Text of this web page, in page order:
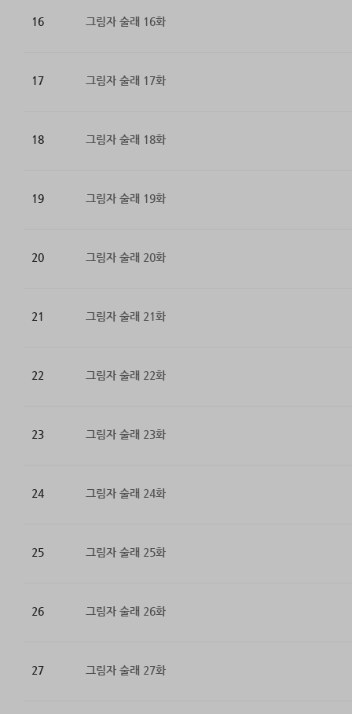
16 그림자 술래 16화
17 그림자 술래 17화
18 그림자 술래 18화
19 그림자 술래 19화
20 그림자 술래 20화
21 그림자 술래 21화
22 그림자 술래 22화
23 그림자 술래 23화
24 그림자 술래 24화
25 그림자 술래 25화
26 그림자 술래 26화
27 그림자 술래 27화